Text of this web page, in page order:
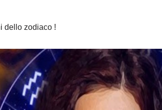
dello zodiaco !